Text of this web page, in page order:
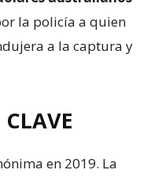
la policía a quien
a la captura y
en 2019. La